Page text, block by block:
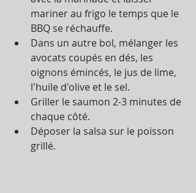
mariner au frigo le temps que le
BBQ se réchauffe.
Dans un autre bol, mélanger les
avocats coupés en dés, les
oignons émincés, le jus de lime,
l'huile d'olive et le sel.
Griller le saumon 2-3 minutes de
chaque côté.
Déposer la salsa sur le poisson
grillé.